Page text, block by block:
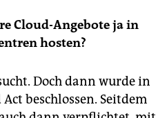
Cloud-Angebote ja in
hosten?
Doch dann wurde in
Act beschlossen. Seitdem